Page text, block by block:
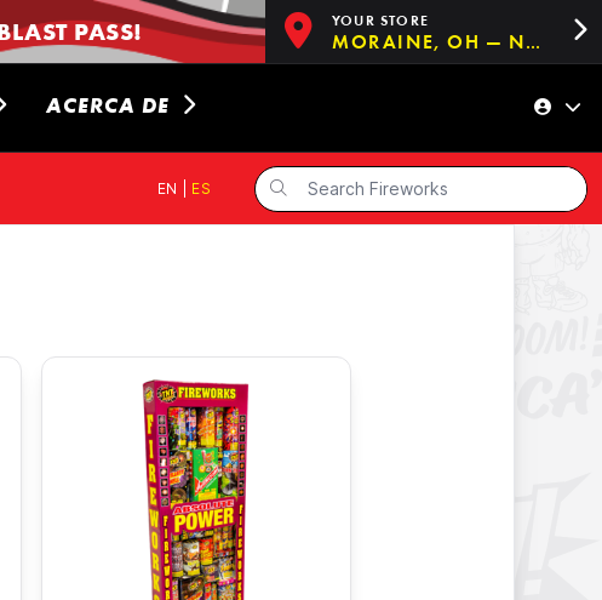
PASS! YOUR STORE
MORAINE, OH — NOW OPEN!
ACERCA DE
EN ES